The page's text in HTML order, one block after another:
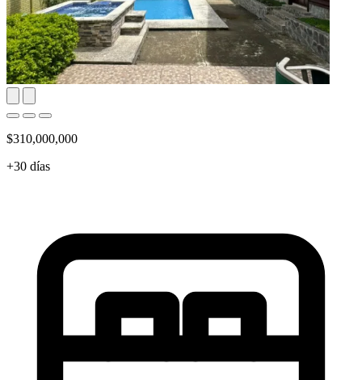
$310,000,000
+30 días